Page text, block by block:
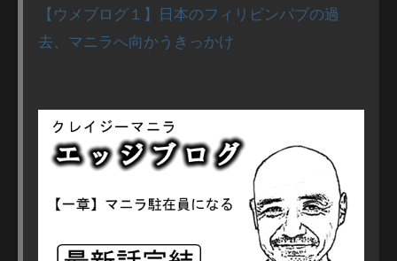
【ウメブログ１】日本のフィリピンパブの過
去、マニラへ向かうきっかけ